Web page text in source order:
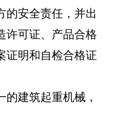
的安全责任，并出
许可证、产品合格
证明和自检合格证
建筑起重机械，